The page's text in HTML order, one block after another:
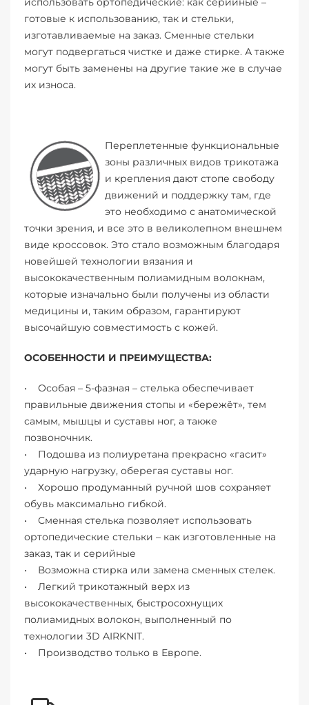
готовые к использованию, так и стельки,
изготавливаемые на заказ. Сменные стельки
могут подвергаться чистке и даже стирке. А также
могут быть заменены на другие такие же в случае
их износа.
Переплетенные функциональные
зоны различных видов трикотажа
и крепления дают стопе свободу
движений и поддержку там, где
это необходимо с анатомической
точки зрения, и все это в великолепном внешнем
виде кроссовок. Это стало возможным благодаря
новейшей технологии вязания и
высококачественным полиамидным волокнам,
которые изначально были получены из области
медицины и, таким образом, гарантируют
высочайшую совместимость с кожей.
ОСОБЕННОСТИ И ПРЕИМУЩЕСТВА:
• Особая – 5-фазная – стелька обеспечивает
правильные движения стопы и «бережёт», тем
самым, мышцы и суставы ног, а также
позвоночник.
• Подошва из полиуретана прекрасно «гасит»
ударную нагрузку, оберегая суставы ног.
• Хорошо продуманный ручной шов сохраняет
обувь максимально гибкой.
• Сменная стелька позволяет использовать
ортопедические стельки – как изготовленные на
заказ, так и серийные
• Возможна стирка или замена сменных стелек.
• Легкий трикотажный верх из
высококачественных, быстросохнущих
полиамидных волокон, выполненный по
технологии 3D AIRKNIT.
• Производство только в Европе.